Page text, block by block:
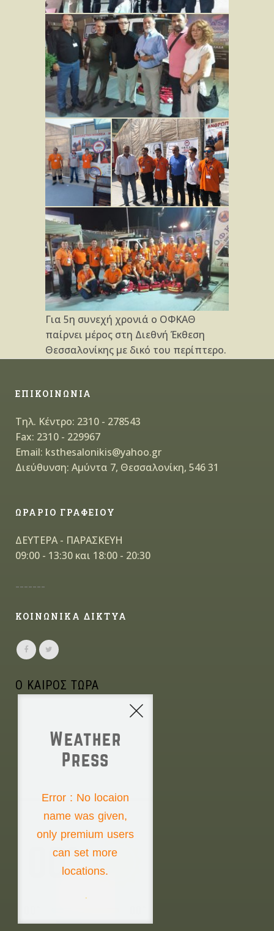
Για 5η συνεχή χρονιά ο ΟΦΚΑΘ
παίρνει μέρος στη Διεθνή Έκθεση
Θεσσαλονίκης με δικό του περίπτερο.
ΕΠΙΚΟΙΝΩΝΙΑ
Τηλ. Κέντρο: 2310 - 278543
Fax: 2310 - 229967
Email: ksthesalonikis@yahoo.gr
Διεύθυνση: Αμύντα 7, Θεσσαλονίκη, 546 31
ΩΡΑΡΙΟ ΓΡΑΦΕΙΟΥ
ΔΕΥΤΕΡΑ - ΠΑΡΑΣΚΕΥΗ
09:00 - 13:30 και 18:00 - 20:30
-------
ΚΟΙΝΩΝΙΚΑ ΔΙΚΤΥΑ
Ο ΚΑΙΡΟΣ ΤΩΡΑ
Weather
Press
Error : No locaion
name was given,
only premium users
can set more
locations.
Friday the 7th
00°